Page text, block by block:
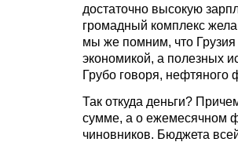
достаточно высокую
громадный комплекс
мы же помним, что
экономикой, а полезных
Грубо говоря,
Так откуда деньги?
сумме, а о ежемесячном
чиновников. Бюджета